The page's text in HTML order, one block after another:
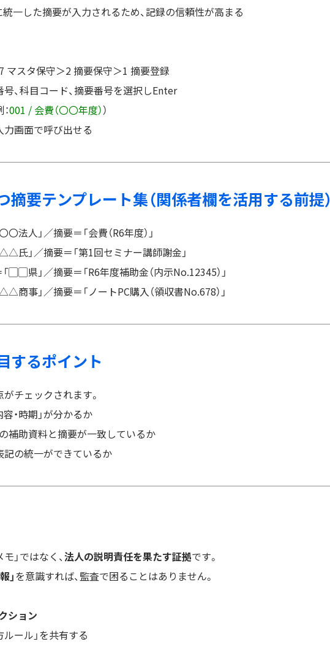
統一した摘要が入力されるため、記録の信頼性が高まる
マスタ保守＞2 摘要保守＞1 摘要登録
号、科目コード、摘要番号を選択しEnter
001 / 会費（〇〇年度））
力画面で呼び出せる
要テンプレート集（関係者欄を活用する前提）
〇法人」／摘要＝「会費（R6年度）」
△△氏」／摘要＝「第1回セミナー講師謝金」
「▢▢県」／摘要＝「R6年度補助金（内示No.12345）」
△△商事」／摘要＝「ノートPC購入（領収書No.678）」
するポイント
チェックされます。
・時期」が分かるか
補助資料と摘要が一致しているか
記の統一ができているか
」ではなく、法人の説明責任を果たす証拠です。
」を意識すれば、監査で困ることはありません。
ション
ール」を共有する